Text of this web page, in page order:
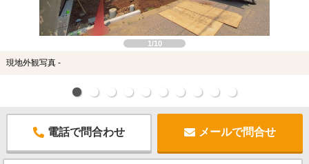
1/10
現地外観写真 -
電話で問合わせ メールで問合せ